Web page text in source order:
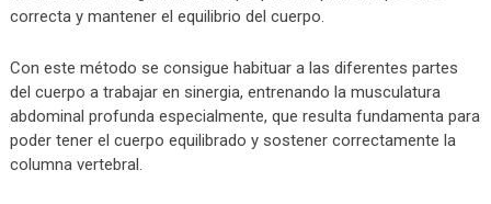
correcta y mantener el equilibrio del cuerpo.
Con este método se consigue habituar a las diferentes partes
del cuerpo a trabajar en sinergia, entrenando la musculatura
abdominal profunda especialmente, que resulta fundamenta para
poder tener el cuerpo equilibrado y sostener correctamente la
columna vertebral.